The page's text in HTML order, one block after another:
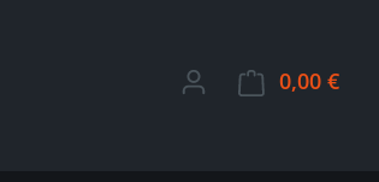
0,00 €